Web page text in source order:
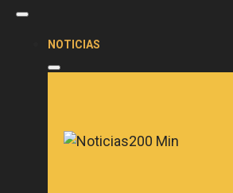
NOTICIAS